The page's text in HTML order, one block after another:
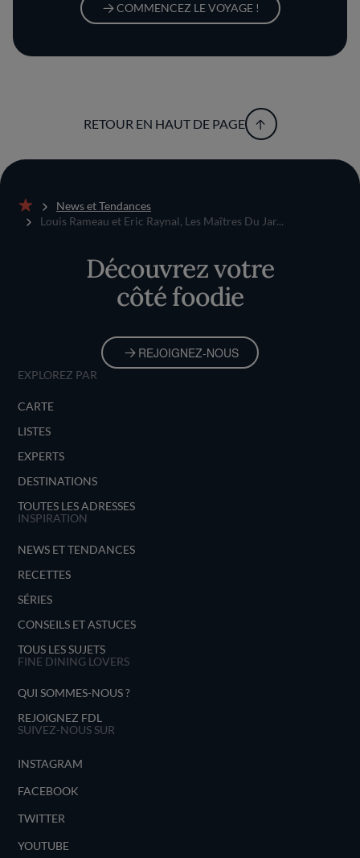
COMMENCEZ LE VOYAGE !
RETOUR EN HAUT DE PAGE
Accueil
News et Tendances
Louis Rameau et Eric Raynal, Les Maîtres Du Jar...
Découvrez votre
côté foodie
REJOIGNEZ-NOUS
EXPLOREZ PAR
CARTE
LISTES
EXPERTS
DESTINATIONS
TOUTES LES ADRESSES
INSPIRATION
NEWS ET TENDANCES
RECETTES
SÉRIES
CONSEILS ET ASTUCES
TOUS LES SUJETS
FINE DINING LOVERS
QUI SOMMES-NOUS ?
REJOIGNEZ FDL
SUIVEZ-NOUS SUR
INSTAGRAM
FACEBOOK
TWITTER
YOUTUBE